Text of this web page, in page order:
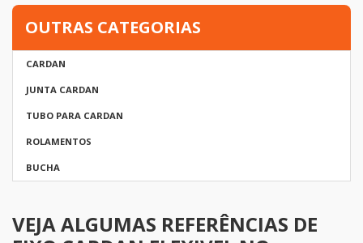
OUTRAS CATEGORIAS
CARDAN
JUNTA CARDAN
TUBO PARA CARDAN
ROLAMENTOS
BUCHA
VEJA ALGUMAS REFERÊNCIAS DE